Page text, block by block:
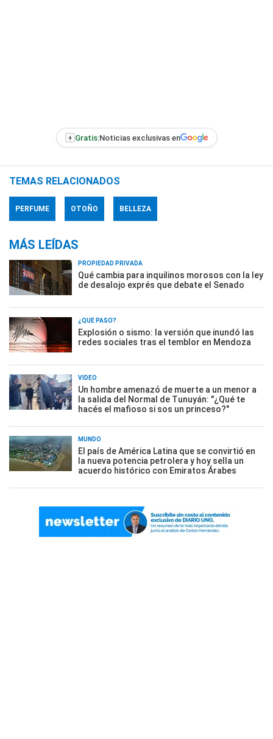
+ Gratis:Noticias exclusivas en
TEMAS RELACIONADOS
PERFUME OTOÑO BELLEZA
MÁS LEÍDAS
PROPIEDAD PRIVADA
Qué cambia para inquilinos morosos con la ley
de desalojo exprés que debate el Senado
¿QUÉ PASÓ?
Explosión o sismo: la versión que inundó las
redes sociales tras el temblor en Mendoza
VIDEO
Un hombre amenazó de muerte a un menor a
la salida del Normal de Tunuyán: "¿Qué te
hacés el mafioso si sos un princeso?"
MUNDO
El país de América Latina que se convirtió en
la nueva potencia petrolera y hoy sella un
acuerdo histórico con Emiratos Árabes